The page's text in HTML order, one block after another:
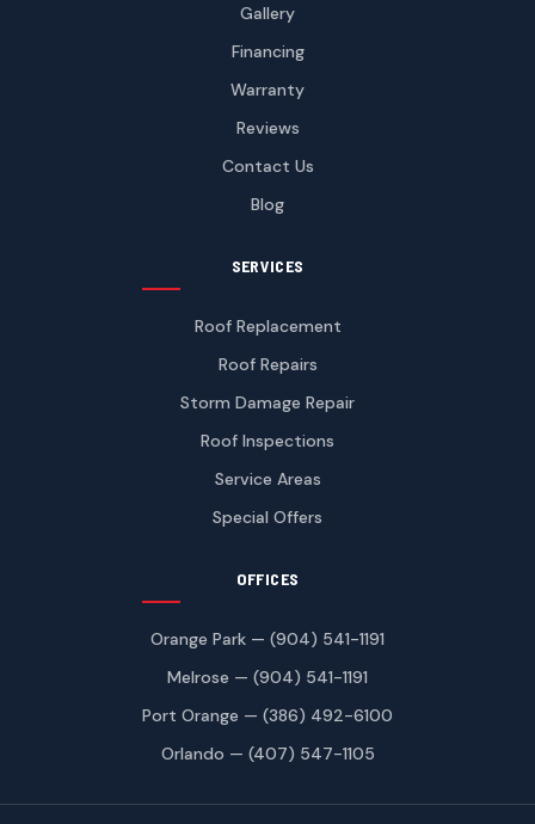
Gallery
Financing
Warranty
Reviews
Contact Us
Blog
SERVICES
Roof Replacement
Roof Repairs
Storm Damage Repair
Roof Inspections
Service Areas
Special Offers
OFFICES
Orange Park — (904) 541-1191
Melrose — (904) 541-1191
Port Orange — (386) 492-6100
Orlando — (407) 547-1105